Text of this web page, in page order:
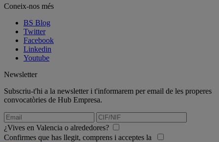
Coneix-nos més
BS Blog
Twitter
Facebook
Linkedin
Youtube
Newsletter
Subscriu-t'hi a la newsletter i t'informarem per email de les properes
convocatòries de Hub Empresa.
¿Vives en Valencia o alrededores?
Confirmes que has llegit, comprens i acceptes la